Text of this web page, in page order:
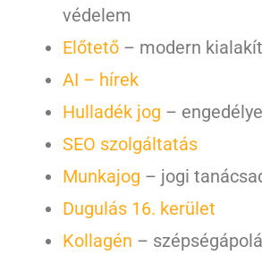
védelem
Előtető – modern
AI – hírek
Hulladék jog –
SEO szolgáltatás
Munkajog – jogi
Dugulás 16. kerület
Kollagén –